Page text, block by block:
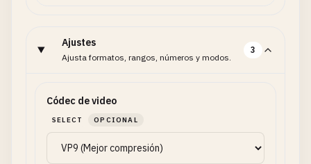
Ajustes
Ajusta formatos, rangos, números y modos.
3
Códec de video
SELECT OPCIONAL